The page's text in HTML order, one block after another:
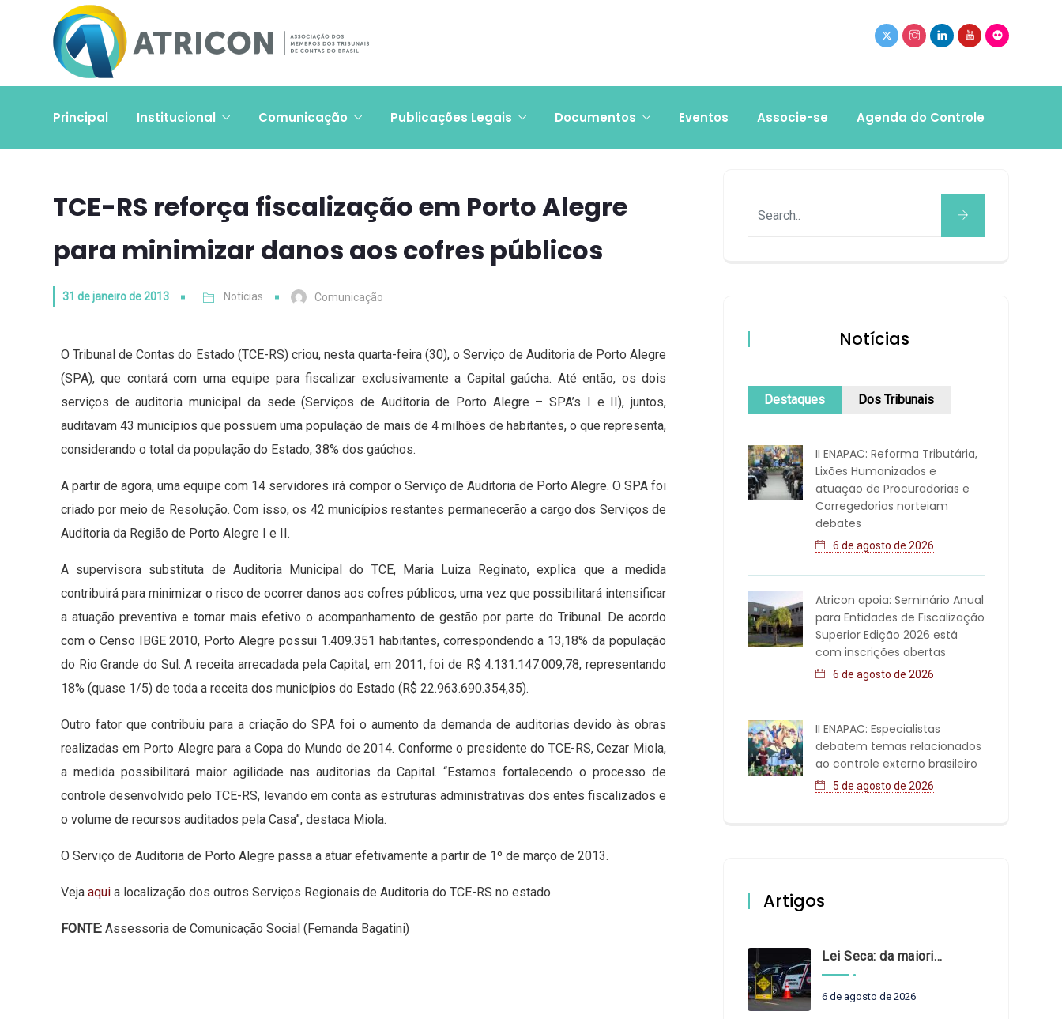
Principal Institucional Comunicação Publicações Legais Documentos Eventos Associe-se Agenda do Controle
TCE-RS reforça fiscalização em Porto Alegre
para minimizar danos aos cofres públicos
31 de janeiro de 2013 Notícias Comunicação
O Tribunal de Contas do Estado (TCE-RS) criou, nesta quarta-feira (30), o Serviço de Auditoria de Porto Alegre
(SPA), que contará com uma equipe para fiscalizar exclusivamente a Capital gaúcha. Até então, os dois
serviços de auditoria municipal da sede (Serviços de Auditoria de Porto Alegre – SPA’s I e II), juntos,
auditavam 43 municípios que possuem uma população de mais de 4 milhões de habitantes, o que representa,
considerando o total da população do Estado, 38% dos gaúchos.
A partir de agora, uma equipe com 14 servidores irá compor o Serviço de Auditoria de Porto Alegre. O SPA foi
criado por meio de Resolução. Com isso, os 42 municípios restantes permanecerão a cargo dos Serviços de
Auditoria da Região de Porto Alegre I e II.
A supervisora substituta de Auditoria Municipal do TCE, Maria Luiza Reginato, explica que a medida
contribuirá para minimizar o risco de ocorrer danos aos cofres públicos, uma vez que possibilitará intensificar
a atuação preventiva e tornar mais efetivo o acompanhamento de gestão por parte do Tribunal. De acordo
com o Censo IBGE 2010, Porto Alegre possui 1.409.351 habitantes, correspondendo a 13,18% da população
do Rio Grande do Sul. A receita arrecadada pela Capital, em 2011, foi de R$ 4.131.147.009,78, representando
18% (quase 1/5) de toda a receita dos municípios do Estado (R$ 22.963.690.354,35).
Outro fator que contribuiu para a criação do SPA foi o aumento da demanda de auditorias devido às obras
realizadas em Porto Alegre para a Copa do Mundo de 2014. Conforme o presidente do TCE-RS, Cezar Miola,
a medida possibilitará maior agilidade nas auditorias da Capital. “Estamos fortalecendo o processo de
controle desenvolvido pelo TCE-RS, levando em conta as estruturas administrativas dos entes fiscalizados e
o volume de recursos auditados pela Casa”, destaca Miola.
O Serviço de Auditoria de Porto Alegre passa a atuar efetivamente a partir de 1º de março de 2013.
Veja aqui a localização dos outros Serviços Regionais de Auditoria do TCE-RS no estado.
FONTE: Assessoria de Comunicação Social (Fernanda Bagatini)
Notícias
Destaques Dos Tribunais
II ENAPAC: Reforma Tributária,
Lixões Humanizados e
atuação de Procuradorias e
Corregedorias norteiam
debates
6 de agosto de 2026
Atricon apoia: Seminário Anual
para Entidades de Fiscalização
Superior Edição 2026 está
com inscrições abertas
6 de agosto de 2026
II ENAPAC: Especialistas
debatem temas relacionados
ao controle externo brasileiro
5 de agosto de 2026
Artigos
Lei Seca: da maioridade à maturidade
6 de agosto de 2026